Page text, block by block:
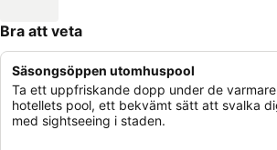
Bra att veta
Säsongsöppen utomhuspool
Ta ett uppfriskande dopp under de
hotellets pool, ett bekvämt sätt att svalka
med sightseeing i staden.